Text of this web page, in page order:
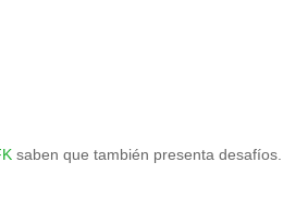
saben que también presenta desafíos.